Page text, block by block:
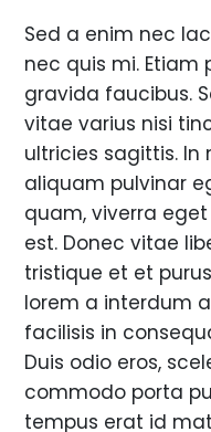
Sed a enim nec
nec quis mi.
gravida faucibus.
vitae varius nisi
ultricies sagittis.
aliquam pulvinar
quam, viverra
est. Donec vitae
tristique et et
lorem a interdum
facilisis in
Duis odio eros,
commodo porta
tempus erat id